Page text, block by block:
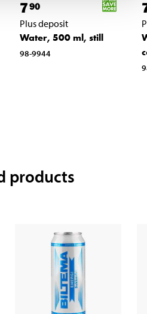
790
Plus deposit
Water, 500 ml, still
98-9944
products